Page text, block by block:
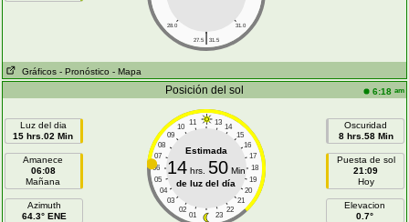
28.0 31.0
|
27.5 31.5
Gráficos - Pronóstico - Mapa
Posición del sol 6:18 am
Luz del dia
15 hrs.02 Min
Amanece
06:08
Mañana
Azimuth
64.3° ENE
11 13
10
14
09
15
08
16
07
17
06
18
05
19
04
20
03
21
02
22
01 23
Estimada
14hrs. 50Min
de luz del día
Oscuridad
8 hrs.58 Min
Puesta de sol
21:09
Hoy
Elevacion
0.7°